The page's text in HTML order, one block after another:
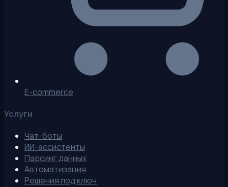
E-commerce
Услуги
Чат-боты
ИИ-ассистенты
Парсинг данных
Автоматизация
Решения под ключ